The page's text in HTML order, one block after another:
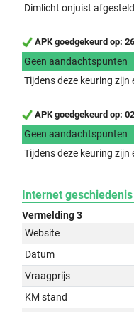
Dimlicht onjuist afgesteld
APK goedgekeurd op:
Geen aandachtspunten
Tijdens deze keuring
APK goedgekeurd op:
Geen aandachtspunten
Tijdens deze keuring
Internet geschiedenis
Vermelding 3
Website
Datum
Vraagprijs
KM stand